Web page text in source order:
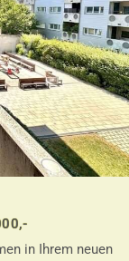
in Ihrem neuen